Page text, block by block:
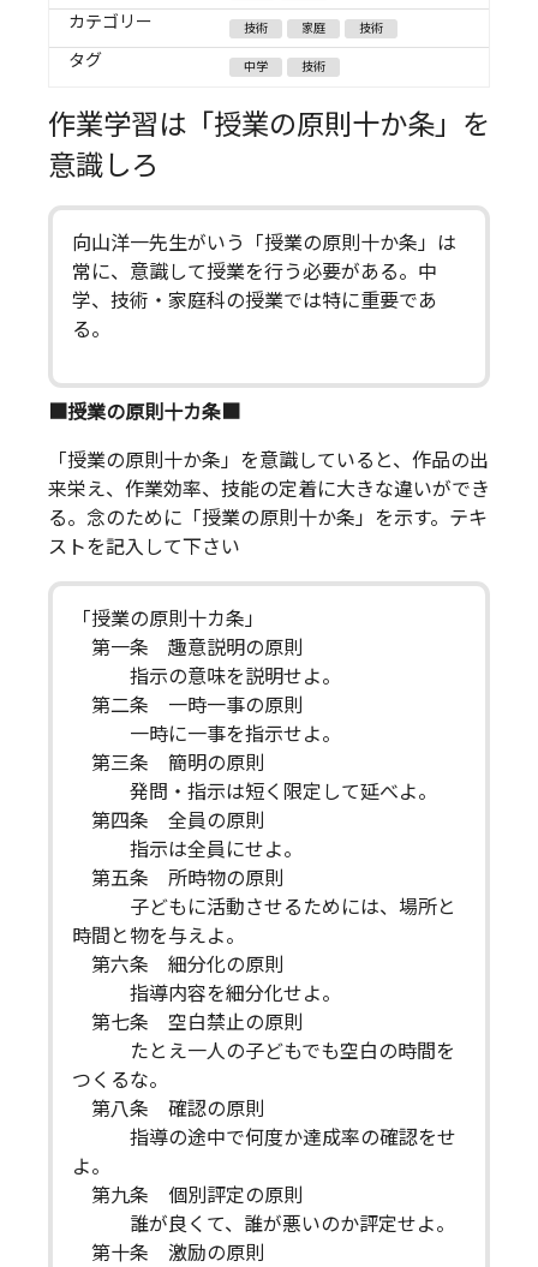
カテゴリー 技術 家庭 技術
タグ 中学 技術
作業学習は「授業の原則十か条」を
意識しろ
向山洋一先生がいう「授業の原則十か条」は
常に、意識して授業を行う必要がある。中
学、技術・家庭科の授業では特に重要であ
る。
■授業の原則十カ条■
「授業の原則十か条」を意識していると、作品の出
来栄え、作業効率、技能の定着に大きな違いができ
る。念のために「授業の原則十か条」を示す。テキ
ストを記入して下さい
「授業の原則十カ条」
第一条 趣意説明の原則
指示の意味を説明せよ。
第二条 一時一事の原則
一時に一事を指示せよ。
第三条 簡明の原則
発問・指示は短く限定して延べよ。
第四条 全員の原則
指示は全員にせよ。
第五条 所時物の原則
子どもに活動させるためには、場所と
時間と物を与えよ。
第六条 細分化の原則
指導内容を細分化せよ。
第七条 空白禁止の原則
たとえ一人の子どもでも空白の時間を
つくるな。
第八条 確認の原則
指導の途中で何度か達成率の確認をせ
よ。
第九条 個別評定の原則
誰が良くて、誰が悪いのか評定せよ。
第十条 激励の原則